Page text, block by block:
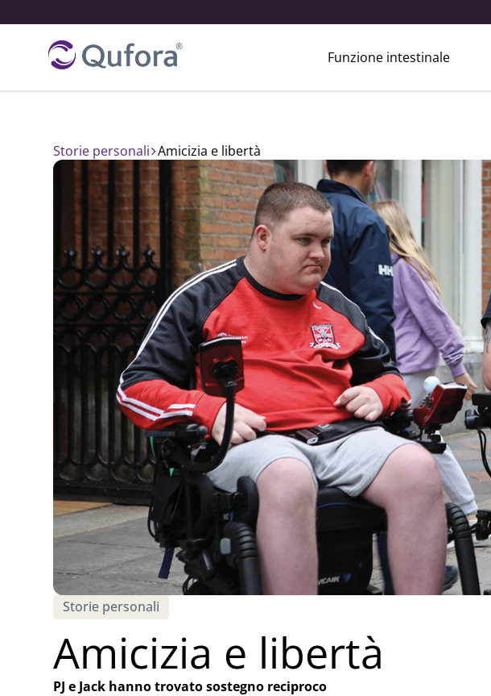
Funzione intestinale
Storie personali amicizia e libertà
Storie personali
Amicizia e libertà
PJ e Jack hanno trovato sostegno reciproco